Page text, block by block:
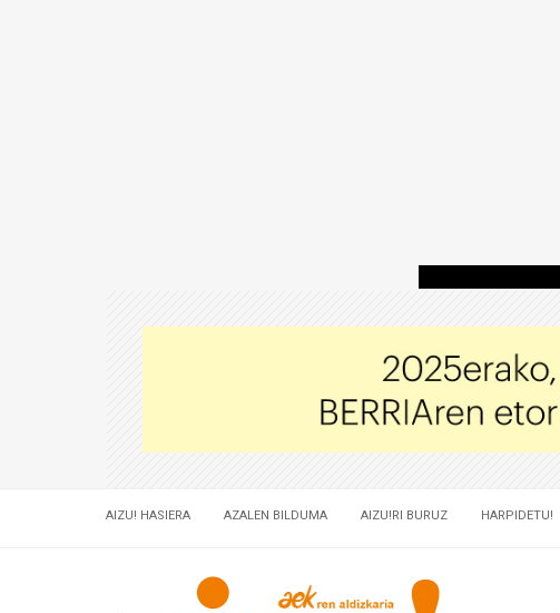
AIZU! HASIERA AZALEN BILDUMA AIZU!RI BURUZ HARPIDETU!